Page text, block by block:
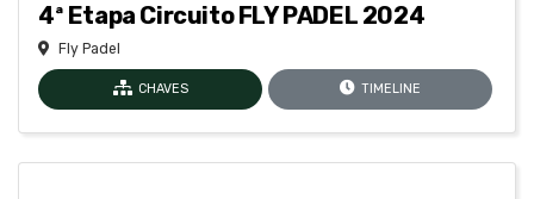
4ª Etapa Circuito FLY PADEL 2024
Fly Padel
CHAVES TIMELINE